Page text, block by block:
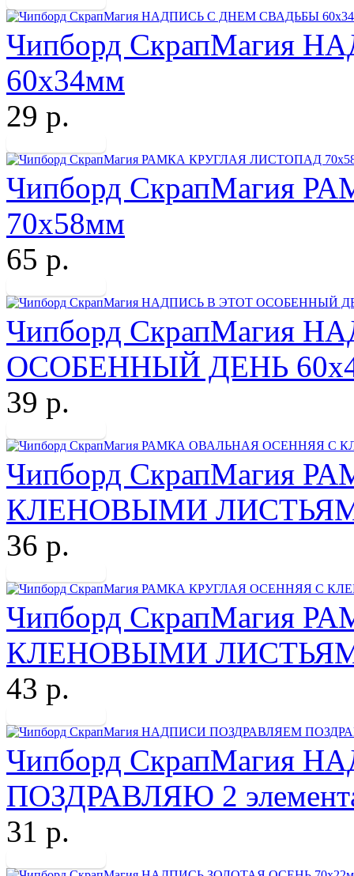
Чипборд СкрапМагия
60х34мм
29 р.
Чипборд СкрапМагия
70х58мм
65 р.
Чипборд СкрапМагия
ОСОБЕННЫЙ ДЕНЬ
39 р.
Чипборд СкрапМагия
КЛЕНОВЫМИ
36 р.
Чипборд СкрапМагия
КЛЕНОВЫМИ
43 р.
Чипборд СкрапМагия
ПОЗДРАВЛЯЮ 2
31 р.